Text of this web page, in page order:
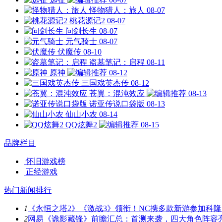
怪物猎人：旅人 08-07
桃花源记2 08-07
问剑长生 08-07
元气骑士 08-07
伏魔传 08-10
盗墓笔记：启程 08-11
原神
08-12
三国戏英杰传 08-12
苍翼：混沌效应
08-13
诺亚传说口袋版 08-13
仙山小农 08-14
QQ炫舞2
08-15
品牌栏目
怀旧游戏榜
正经游戏
热门新闻排行
1
《永恒之塔2》《激战3》领衔！NC携多款新游参加科
2网易《诡影藏锋》前瞻汇总：首测来袭，四大角色阵容